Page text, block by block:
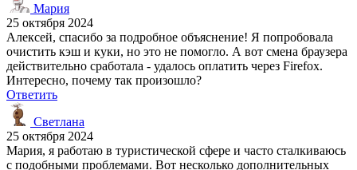
Мария
25 октября 2024
Алексей, спасибо за подробное объяснение! Я попробовала
очистить кэш и куки, но это не помогло. А вот смена браузера
действительно сработала - удалось оплатить через Firefox.
Интересно, почему так произошло?
Ответить
Светлана
25 октября 2024
Мария, я работаю в туристической сфере и часто сталкиваюсь
с подобными проблемами. Вот несколько дополнительных